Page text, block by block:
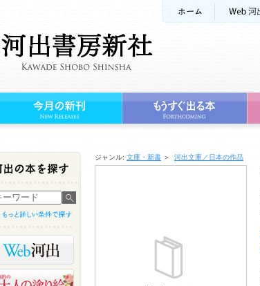
ジャンル: 文庫・新書 ＞ 河出文庫／日本の作品